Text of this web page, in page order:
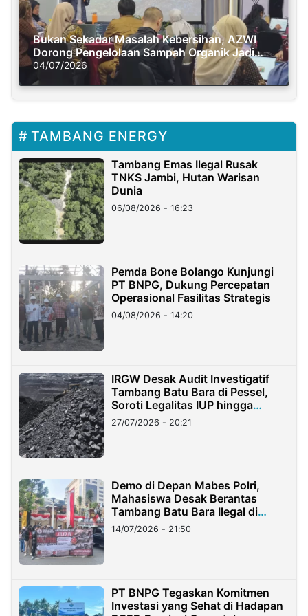
Bukan Sekadar Masalah Kebersihan, AZWI
Dorong Pengelolaan Sampah Organik Jadi
Solusi Krisis Iklim
04/07/2026
TAMBANG ENERGY
Tambang Emas Ilegal Rusak
TNKS Jambi, Hutan Warisan
Dunia
06/08/2026 - 16:23
Pemda Bone Bolango Kunjungi
PT BNPG, Dukung Percepatan
Operasional Fasilitas Strategis
04/08/2026 - 14:20
IRGW Desak Audit Investigatif
Tambang Batu Bara di Pessel,
Soroti Legalitas IUP hingga
Stockpile
27/07/2026 - 20:21
Demo di Depan Mabes Polri,
Mahasiswa Desak Berantas
Tambang Batu Bara Ilegal di
Lampung
14/07/2026 - 21:50
PT BNPG Tegaskan Komitmen
Investasi yang Sehat di Hadapan